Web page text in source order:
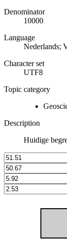
Denominator
10000
Language
Nederlands;
Character set
UTF8
Topic category
Description
Huidige